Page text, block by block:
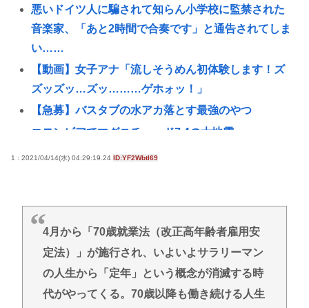
悪いドイツ人に騙されて知らん小学校に監禁された
音楽家、「あと2時間で合奏です」と通告されてしま
い……
【動画】女子アナ「流しそうめん初体験します！ズ
ズッズッ…ズッ………ゲホォッ！」
【急募】バスタブの水アカ落とす最強のやつ
コロンビアでマグニチュード7.4の大地震
【悲報】マジで「女しか」使わない言葉
高市早苗首相の贅沢な移動時間、3000万円超のSUV
を選んだ理由
全裸の幽霊がいない理由
結局、どうしたら日本やドイツは第二次世界大戦に
勝てたの？
1 : 2021/04/14(水) 04:29:19.24 ID:YF2Wbtl69
4月から「70歳就業法（改正高年齢者雇用安
定法）」が施行され、いよいよサラリーマン
の人生から「定年」という概念が消滅する時
代がやってくる。70歳以降も働き続ける人生